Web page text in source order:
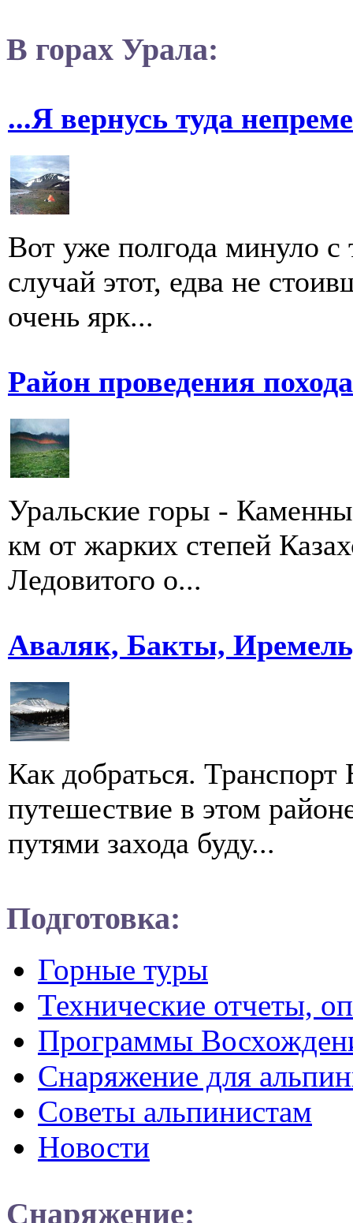
В горах Урала:
...Я вернусь туда
Вот уже полгода минуло с
случай этот, едва не
очень ярк...
Район проведения
Уральские горы -
км от жарких степей
Ледовитого о...
Аваляк, Бакты,
Как добраться.
путешествие в этом
путями захода буду...
Подготовка:
Горные туры
Технические отчеты,
Программы
Снаряжение для
Советы альпинистам
Новости
Снаряжение: